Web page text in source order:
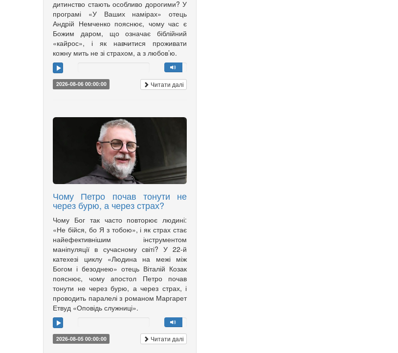
дитинство стають особливо дорогими? У
програмі «У Ваших намірах» отець
Андрій Немченко пояснює, чому час є
Божим даром, що означає біблійний
«кайрос», і як навчитися проживати
кожну мить не зі страхом, а з любов’ю.
2026-08-06 00:00:00 Читати далі
Чому Петро почав тонути не
через бурю, а через страх?
Чому Бог так часто повторює людині:
«Не бійся, бо Я з тобою», і як страх стає
найефективнішим інструментом
маніпуляції в сучасному світі? У 22-й
катехезі циклу «Людина на межі між
Богом і безоднею» отець Віталій Козак
пояснює, чому апостол Петро почав
тонути не через бурю, а через страх, і
проводить паралелі з романом Маргарет
Етвуд «Оповідь служниці».
2026-08-05 00:00:00 Читати далі